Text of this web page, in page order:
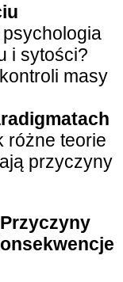
psychologia
i sytości?
masy
różne teorie
przyczyny